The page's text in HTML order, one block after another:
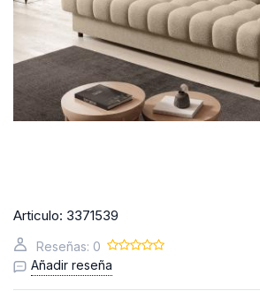
Articulo: 3371539
Reseñas: 0
Añadir reseña